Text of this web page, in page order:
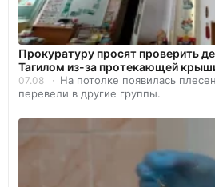
Прокуратуру просят проверить
Тагилом из-за протекающей
07.08
На потолке появилась
перевели в другие группы.